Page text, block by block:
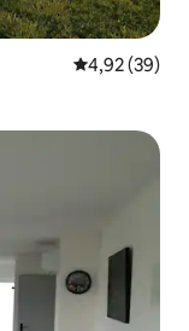
Средна
4,92 (39)